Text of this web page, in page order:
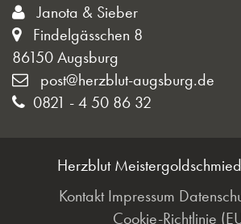
Janota & Sieber
Findelgässchen 8
86150 Augsburg
post@herzblut-augsburg.de
0821 - 4 50 86 32
Herzblut
Kontakt Impressum
Cookie-Richtlinie